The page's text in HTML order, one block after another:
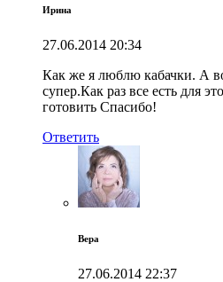
Ирина
27.06.2014 20:34
Как же я люблю кабачки. А
супер.Как раз все есть для
готовить Спасибо!
Ответить
Вера
27.06.2014 22:37